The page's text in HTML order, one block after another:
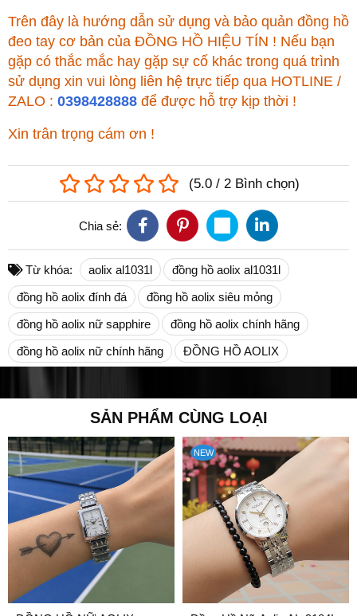
Trên đây là hướng dẫn sử dụng và bảo quản đồng hồ
đeo tay cơ bản của ĐỒNG HỒ HIỆU TÍN ! Nếu bạn
gặp có thắc mắc hay gặp sự cố khác trong quá trình
sử dụng xin vui lòng liên hệ trực tiếp qua HOTLINE /
ZALO : 0398428888 để được hỗ trợ kịp thời !
Xin trân trọng cám ơn !
(5.0 / 2 Bình chọn)
Chia sẻ:
Từ khóa: aolix al1031l
đồng hồ aolix al1031l
đồng hồ aolix đính đá
đồng hồ aolix siêu mỏng
đồng hồ aolix nữ sapphire
đồng hồ aolix chính hãng
đồng hồ aolix nữ chính hãng
ĐỒNG HỒ AOLIX
SẢN PHẨM CÙNG LOẠI
NEW